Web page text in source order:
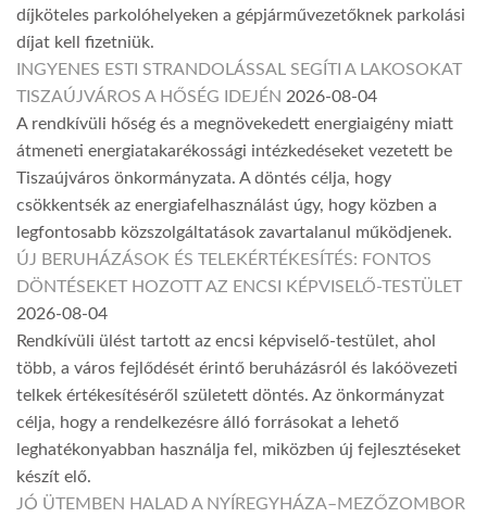
díjköteles parkolóhelyeken a gépjárművezetőknek parkolási
díjat kell fizetniük.
INGYENES ESTI STRANDOLÁSSAL SEGÍTI A LAKOSOKAT
TISZAÚJVÁROS A HŐSÉG IDEJÉN 2026-08-04
A rendkívüli hőség és a megnövekedett energiaigény miatt
átmeneti energiatakarékossági intézkedéseket vezetett be
Tiszaújváros önkormányzata. A döntés célja, hogy
csökkentsék az energiafelhasználást úgy, hogy közben a
legfontosabb közszolgáltatások zavartalanul működjenek.
ÚJ BERUHÁZÁSOK ÉS TELEKÉRTÉKESÍTÉS: FONTOS
DÖNTÉSEKET HOZOTT AZ ENCSI KÉPVISELŐ-TESTÜLET
2026-08-04
Rendkívüli ülést tartott az encsi képviselő-testület, ahol
több, a város fejlődését érintő beruházásról és lakóövezeti
telkek értékesítéséről született döntés. Az önkormányzat
célja, hogy a rendelkezésre álló forrásokat a lehető
leghatékonyabban használja fel, miközben új fejlesztéseket
készít elő.
JÓ ÜTEMBEN HALAD A NYÍREGYHÁZA–MEZŐZOMBOR